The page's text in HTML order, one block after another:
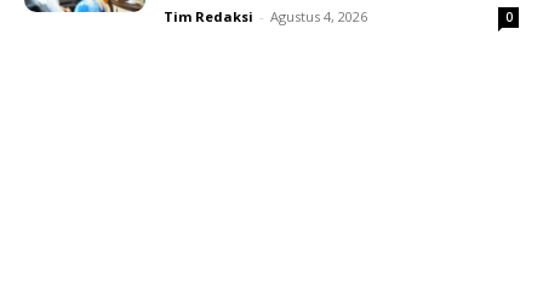
Tim Redaksi - Agustus 4, 2026 0